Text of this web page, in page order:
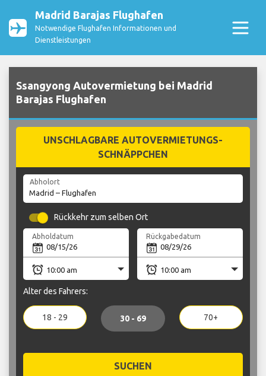
Madrid Barajas Flughafen
Notwendige Flughafen Informationen und
Dienstleistungen
Ssangyong Autovermietung bei Madrid
Barajas Flughafen
UNSCHLAGBARE AUTOVERMIETUNGS-
SCHNÄPPCHEN
Abholort
Rückkehr zum selben Ort
Abholdatum Rückgabedatum
Alter des Fahrers:
18 - 29 30 - 69 70+
SUCHEN